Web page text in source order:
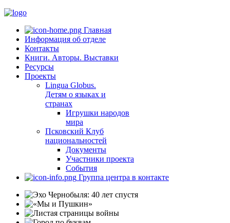
Главная
Информация об отделе
Контакты
Книги. Авторы. Выставки
Ресурсы
Проекты
Lingua Globus.
Детям о языках и
странах
Игрушки народов
мира
Псковский Клуб
национальностей
Документы
Участники проекта
События
Группа центра в контакте